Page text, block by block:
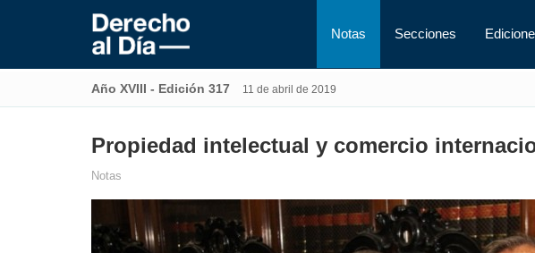
Notas Secciones
Año XVIII - Edición 317 11 de abril de 2019
Propiedad intelectual y comercio
Notas